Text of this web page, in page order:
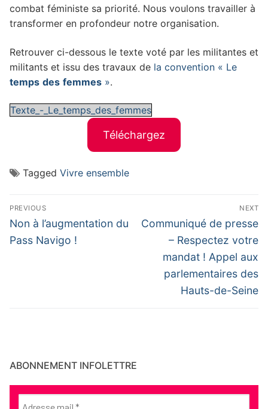
combat féministe sa priorité. Nous voulons travailler à
transformer en profondeur notre organisation.
Retrouver ci-dessous le texte voté par les militantes et
militants et issu des travaux de la convention « Le
temps des femmes ».
Texte_-_Le_temps_des_femmes
Téléchargez
Tagged Vivre ensemble
Navigation
de
l’article
PREVIOUS
Previous
post:
Non à l’augmentation du
Pass Navigo !
NEXT
Next
Communiqué de presse
– Respectez votre
mandat ! Appel aux
parlementaires des
Hauts-de-Seine
ABONNEMENT INFOLETTRE